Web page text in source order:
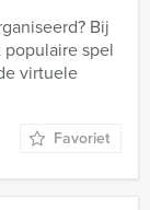
Bij
spel
virtuele
Favoriet